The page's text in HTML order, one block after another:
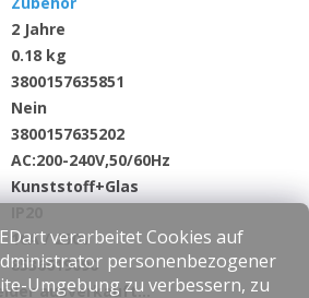
verarbeitet Cookies auf
personenbezogener
Umgebung zu verbessern, zu
2 Jahre
0.18 kg
3800157635851
Nein
3800157635202
AC:200-240V,50/60Hz
Kunststoff+Glas
16A / 250V
8536619090
ausverkauft…